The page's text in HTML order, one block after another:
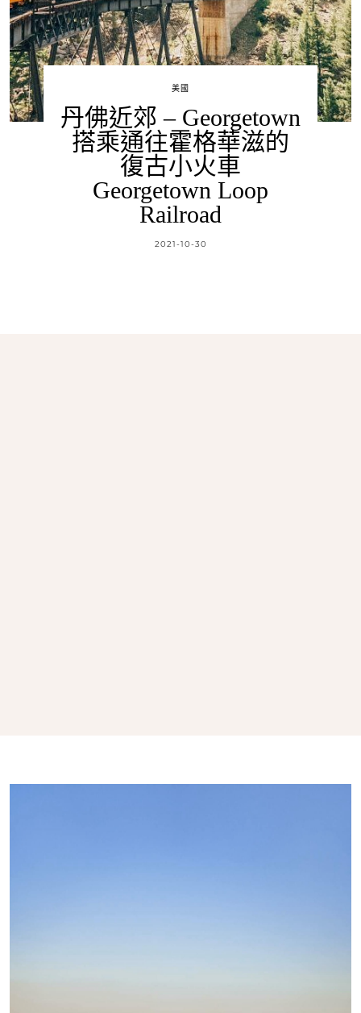
美國
丹佛近郊 – Georgetown
搭乘通往霍格華滋的
復古小火車
Georgetown Loop
Railroad
2021-10-30